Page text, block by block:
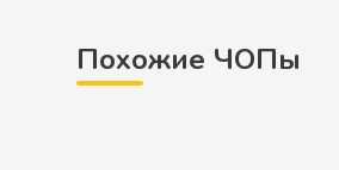
Похожие ЧОПы